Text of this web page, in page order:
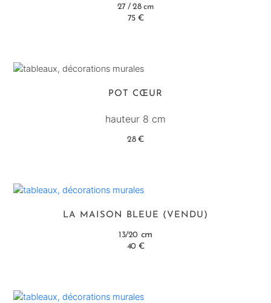
27 / 28 cm
75 €
POT CŒUR
hauteur 8 cm
28 €
LA MAISON BLEUE (VENDU)
13/20 cm
40 €